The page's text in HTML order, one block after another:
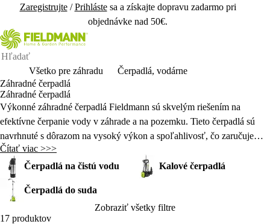
Zaregistrujte/Prihlástesa a získajte dopravu zadarmo pri
objednávke nad 50€.
Všetko pre záhradu
Čerpadlá, vodárne
Záhradné čerpadlá
Záhradné čerpadlá
Výkonné záhradné čerpadlá Fieldmann sú skvelým riešením na
efektívne čerpanie vody v záhrade a na pozemku. Tieto čerpadlá sú
navrhnuté s dôrazom na vysoký výkon a spoľahlivosť, čo zaručuje
rýchle a efektívne čerpanie čistej aj mierne znečistenej vody. Ideálne sú
na zavlažovanie záhrady, napúšťanie bazénov alebo čerpanie vody z
nádrží a studní.
Čítať viac >>>
Čerpadlá na čistú vodu
Kalové čerpadlá
Čerpadlá do suda
Zobraziť všetky filtre
17 produktov